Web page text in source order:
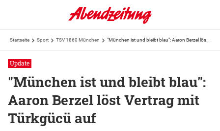
Startseite Sport TSV 1860 München
Update
"München ist und bleibt blau":
Aaron Berzel löst Vertrag mit
Türkgücü auf